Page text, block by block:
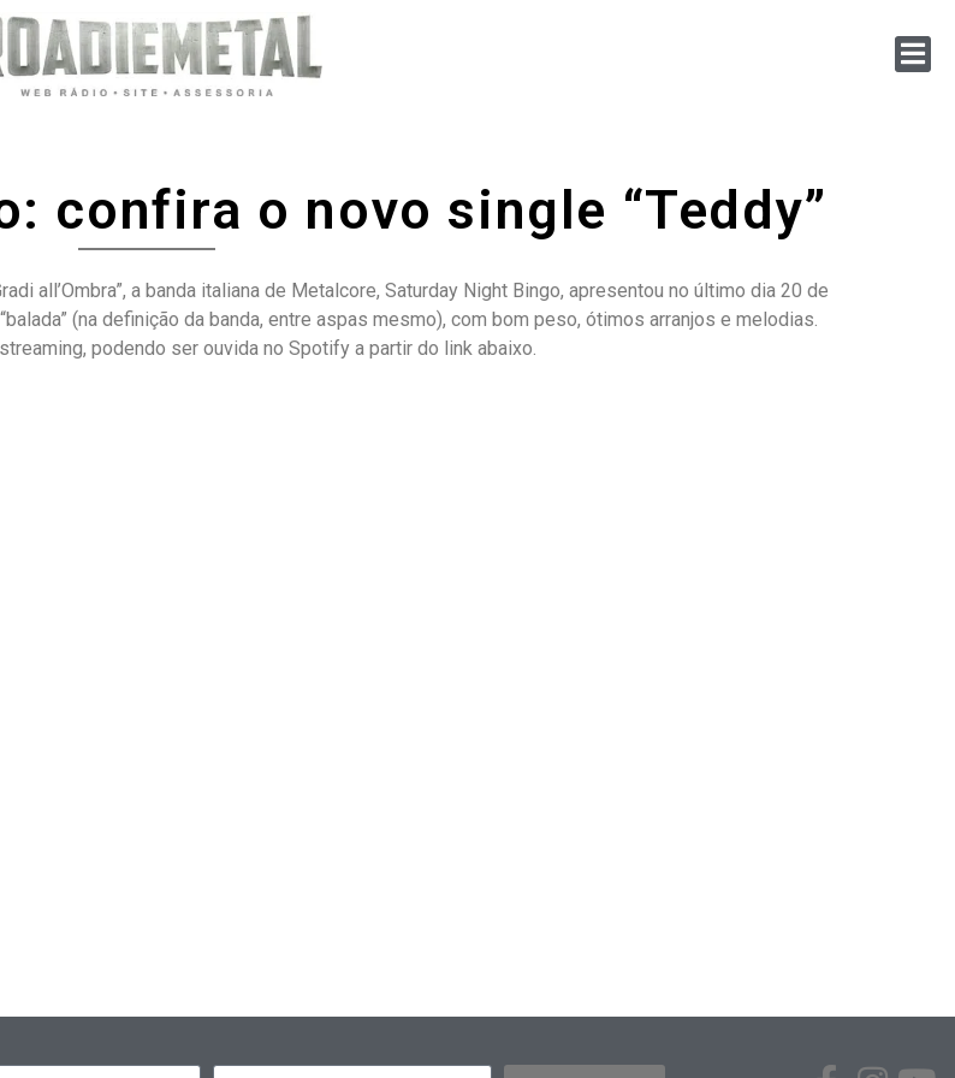
confira o novo single “Teddy”
all’Ombra”, a banda italiana de Metalcore, Saturday Night Bingo, apresentou no último dia 20 de
(na definição da banda, entre aspas mesmo), com bom peso, ótimos arranjos e melodias.
podendo ser ouvida no Spotify a partir do link abaixo.